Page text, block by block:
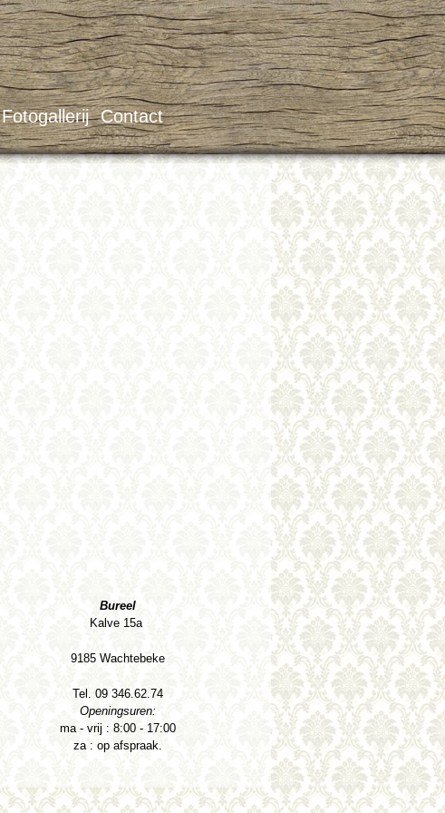
Fotogallerij Contact
Bureel
Kalve 15a
9185 Wachtebeke
Tel. 09 346.62.74
Openingsuren:
ma - vrij : 8:00 - 17:00
za : op afspraak.